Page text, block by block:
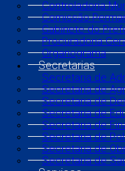
Controladoria
Comissão
Gabinete do
Procuradoria
Organograma
Secretarias
Secretaria de
Secretaria de
Secretaria de
Secretaria de
Secretaria de
Secretaria de
Secretaria de
Secretaria de